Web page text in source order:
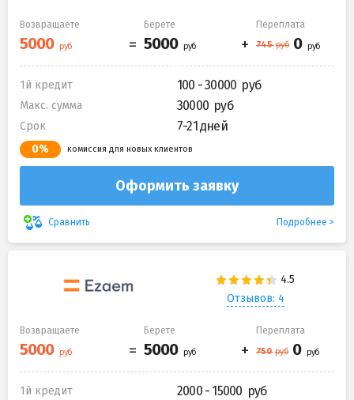
Возвращаете Берете Переплата
1й кредит 100 - 30000
Макс. сумма 30000
Срок 7-21 дней
0% комиссия для новых клиентов
Оформить заявку
Сравнить Подробнее
Отзывов: 4
Возвращаете Берете Переплата
1й кредит 2000 - 15000